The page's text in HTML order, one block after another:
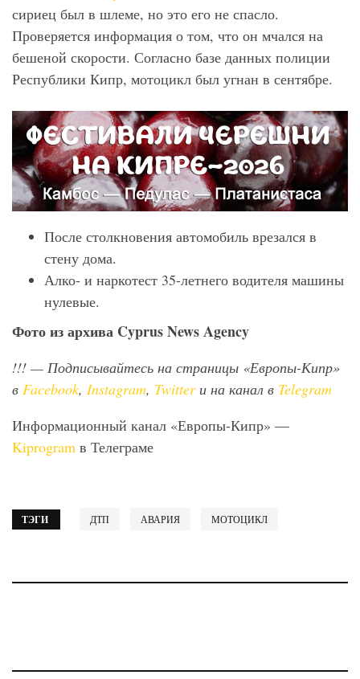
сириец был в шлеме, но это его не спасло.
Проверяется информация о том, что он мчался на
бешеной скорости. Согласно базе данных полиции
Республики Кипр, мотоцикл был угнан в сентябре.
После столкновения автомобиль врезался в
стену дома.
Алко- и наркотест 35-летнего водителя машины
нулевые.
Фотоизархива Cyprus News Agency
!!! — Подписывайтесь на страницы «Европы-Кипр»
в Facebook, Instagram, Twitterи на канал в Telegram
Информационный канал «Европы-Кипр» —
Kiprogram в Телеграме
ТЭГИ ДТП АВАРИЯ МОТОЦИКЛ